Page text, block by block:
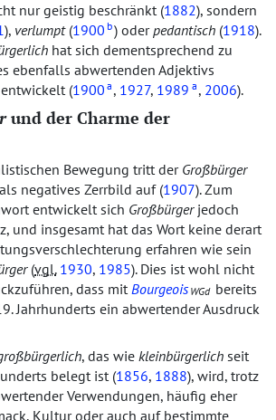
nur geistig beschränkt (1882), sondern
), verlumpt(1900 b) oderpedantisch(1918).
hat sich dementsprechend zu
ebenfalls abwertenden Adjektivs
entwickelt (1900 a , 1927, 1989 a , 2006).
und der Charme der
Bewegung tritt der Großbürger
negatives Zerrbild auf (1907). Zum
entwickelt sich Großbürgerjedoch
und insgesamt hat das Wort keine derart
erfahren wie sein
(vgl. 1930, 1985). Dies ist wohl nicht
dass mitBourgeois WGd bereits
Jahrhunderts ein abwertender Ausdruck
, das wie kleinbürgerlich seit
belegt ist (1856, 1888), wird, trotz
Verwendungen, häufig eher
Kultur oder auch auf bestimmte